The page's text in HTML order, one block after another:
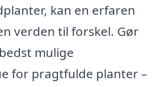
kan en erfaren
verden til forskel. Gør
mulige
for pragtfulde planter –